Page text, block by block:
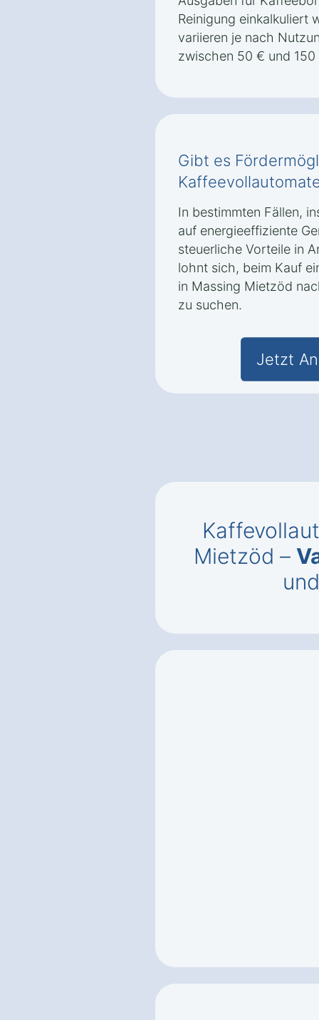
Reinigung einkalkuliert
variieren je nach
zwischen 50 € und
Gibt es
In bestimmten Fällen,
auf energieeffiziente
steuerliche Vorteile in
lohnt sich, beim Kauf
in Massing Mietzöd
zu suchen.
Jetzt
Mietzöd –